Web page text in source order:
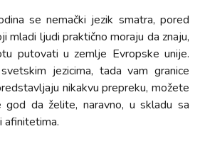
se nemački jezik smatra, pored
mladi ljudi praktično moraju da znaju,
putovati u zemlje Evropske unije.
jezicima, tada vam granice
nikakvu prepreku, možete
da želite, naravno, u skladu sa
afinitetima.